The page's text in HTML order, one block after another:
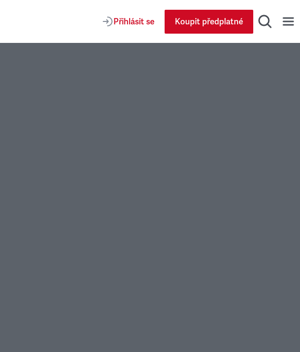
Přihlásit se Koupit předplatné